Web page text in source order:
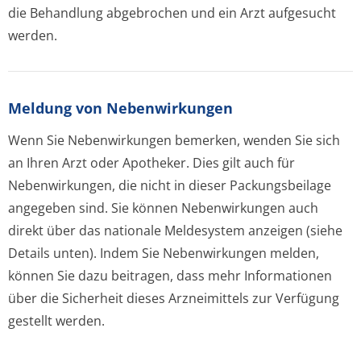
die Behandlung abgebrochen und ein Arzt aufgesucht
werden.
Meldung von Nebenwirkungen
Wenn Sie Nebenwirkungen bemerken, wenden Sie sich
an Ihren Arzt oder Apotheker. Dies gilt auch für
Nebenwirkungen, die nicht in dieser Packungsbeilage
angegeben sind. Sie können Nebenwirkungen auch
direkt über das nationale Meldesystem anzeigen (siehe
Details unten). Indem Sie Nebenwirkungen melden,
können Sie dazu beitragen, dass mehr Informationen
über die Sicherheit dieses Arzneimittels zur Verfügung
gestellt werden.